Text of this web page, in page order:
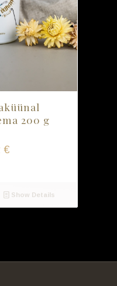
200 g
€
Show Details